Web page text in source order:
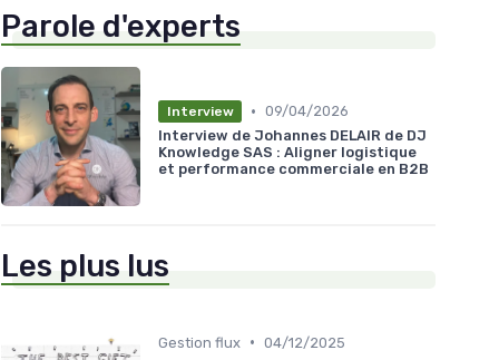
Parole d'experts
Interview • 09/04/2026
Interview de Johannes DELAIR de DJ
Knowledge SAS : Aligner logistique
et performance commerciale en B2B
Les plus lus
Gestion flux • 04/12/2025